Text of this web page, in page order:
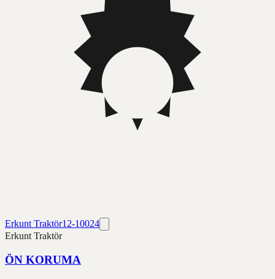
Erkunt Traktör12-10024
Erkunt Traktör
ÖN KORUMA